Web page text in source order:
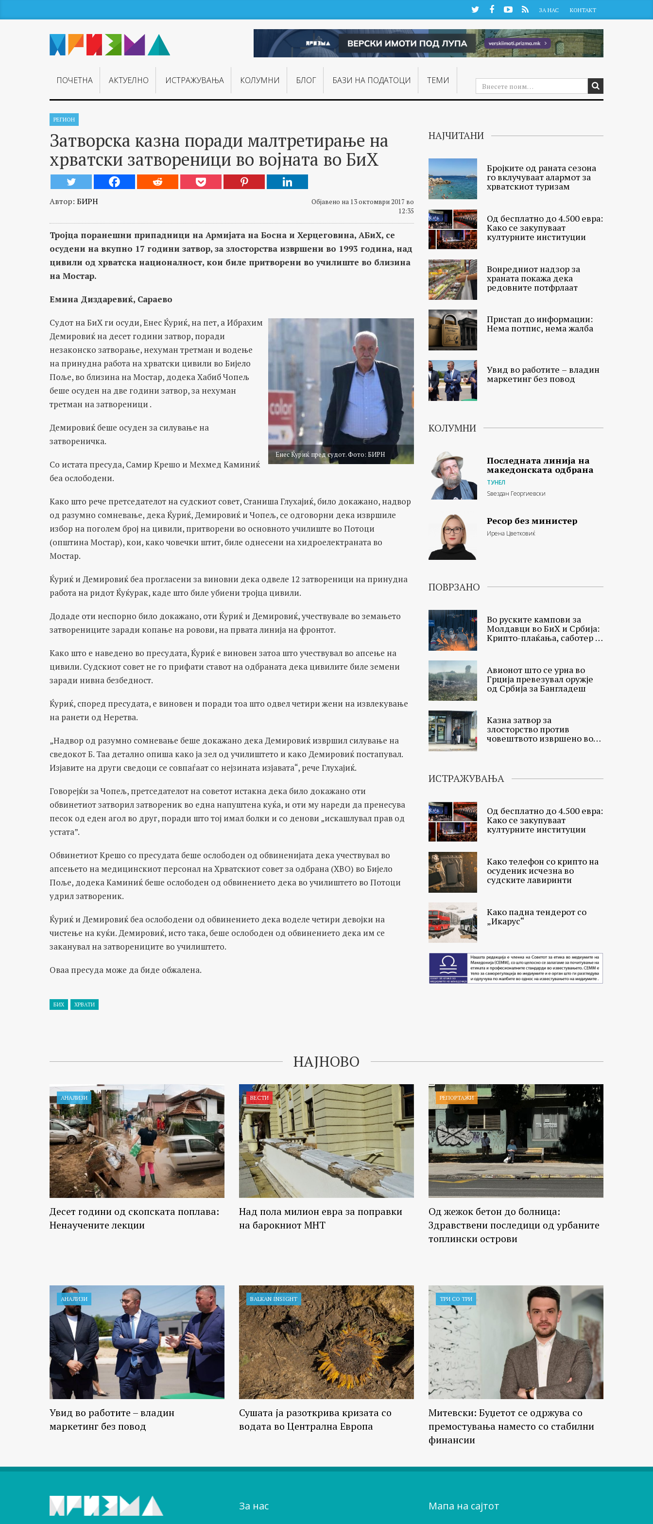
TwitterFacebookYouTube
RSS ЗА НАС КОНТАКТ
ПОЧЕТНА АКТУЕЛНО ИСТРАЖУВАЊA КОЛУМНИ БЛОГ БАЗИ НА ПОДАТОЦИ ТЕМИ
РЕГИОН
Затворска казна поради малтретирање на
хрватски затвореници во војната во БиХ
Автор: БИРН
Објавено на 13 октомври 2017 во
12:35
Тројца поранешни припадници на Армијата на Босна и Херцеговина, АБиХ, се
осудени на вкупно 17 години затвор, за злосторства извршени во 1993 година, над
цивили од хрватска националност, кои биле притворени во училиште во близина
на Мостар.
Емина Диздаревиќ, Сараево
Енес Ќуриќ пред судот. Фото: БИРН
Судот на БиХ ги осуди, Енес Ќуриќ, на пет, а Ибрахим
Демировиќ на десет години затвор, поради
незаконско затворање, нехуман третман и водење
на принудна работа на хрватски цивили во Бијело
Поље, во близина на Мостар, додека Хабиб Чопељ
беше осуден на две години затвор, за нехуман
третман на затвореници .
Демировиќ беше осуден за силување на
затвореничка.
Со истата пресуда, Самир Крешо и Мехмед Каминиќ
беа ослободени.
Како што рече претседателот на судскиот совет, Станиша Глухајиќ, било докажано, надвор
од разумно сомневање, дека Ќуриќ, Демировиќ и Чопељ, се одговорни дека извршиле
избор на поголем број на цивили, притворени во основното училиште во Потоци
(општина Мостар), кои, како човечки штит, биле однесени на хидроелектраната во
Мостар.
Ќуриќ и Демировиќ беа прогласени за виновни дека одвеле 12 затвореници на принудна
работа на ридот Ќуќурак, каде што биле убиени тројца цивили.
Додаде оти неспорно било докажано, оти Ќуриќ и Демировиќ, учествувале во земањето
затворениците заради копање на ровови, на првата линија на фронтот.
Како што е наведено во пресудата, Ќуриќ е виновен затоа што учествувал во апсење на
цивили. Судскиот совет не го прифати ставот на одбраната дека цивилите биле земени
заради нивна безбедност.
Ќуриќ, според пресудата, е виновен и поради тоа што одвел четири жени на извлекување
на ранети од Неретва.
„Надвор од разумно сомневање беше докажано дека Демировиќ извршил силување на
сведокот Б. Таа детално опиша како ја зел од училиштето и како Демировиќ постапувал.
Изјавите на други сведоци се совпаѓаат со нејзината изјавата“, рече Глухајиќ.
Говорејќи за Чопељ, претседателот на советот истакна дека било докажано оти
обвинетиот затворил затвореник во една напуштена куќа, и оти му нареди да пренесува
песок од еден агол во друг, поради што тој имал болки и со денови „искашлувал прав од
устата”.
Обвинетиот Крешо со пресудата беше ослободен од обвиненијата дека учествувал во
апсењето на медицинскиот персонал на Хрватскиот совет за одбрана (ХВО) во Бијело
Поље, додека Каминиќ беше ослободен од обвинението дека во училиштето во Потоци
удрил затвореник.
Ќуриќ и Демировиќ беа ослободени од обвинението дека воделе четири девојки на
чистење на куќи. Демировиќ, исто така, беше ослободен од обвинението дека им се
заканувал на затворениците во училиштето.
Оваа пресуда може да биде обжалена.
БИХ ХРВАТИ
НАЈЧИТАНИ
Бројките од раната сезона
го вклучуваат алармот за
хрватскиот туризам
Од бесплатно до 4.500 евра:
Како се закупуваат
културните институции
Вонредниот надзор за
храната покажа дека
редовните потфрлаат
Пристап до информации:
Нема потпис, нема жалба
Увид во работите – владин
маркетинг без повод
КОЛУМНИ
Последната линија на
македонската одбрана
ТУНЕЛ
Ѕвездан Георгиевски
Ресор без министер
Ирена Цветковиќ
ПОВРЗАНО
Во руските кампови за
Молдавци во БиХ и Србија:
Крипто-плаќања, саботер и
Авионот што се урна во
Грција превезувал оружје
од Србија за Бангладеш
Казна затвор за
злосторство против
човештвото извршено во
ИСТРАЖУВАЊА
Од бесплатно до 4.500 евра:
Како се закупуваат
културните институции
Како телефон со крипто на
осуденик исчезна во
судските лавиринти
Како падна тендерот со
„Икарус“
НАЈНОВО
АНАЛИЗИ
Десет години од скопската поплава:
Ненаучените лекции
ВЕСТИ
Над пола милион евра за поправки
на барокниот МНТ
РЕПОРТАЖИ
Од жежок бетон до болница:
Здравствени последици од урбаните
топлински острови
АНАЛИЗИ
Увид во работите – владин
маркетинг без повод
BALKAN INSIGHT
Сушата ја разоткрива кризата со
водата во Централна Европа
ТРИ СО ТРИ
Митевски: Буџетот се одржува со
премостувања наместо со стабилни
финансии
За нас Мапа на сајтот